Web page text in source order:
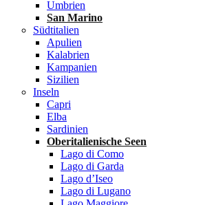
Umbrien
San Marino
Südtitalien
Apulien
Kalabrien
Kampanien
Sizilien
Inseln
Capri
Elba
Sardinien
Oberitalienische Seen
Lago di Como
Lago di Garda
Lago d’Iseo
Lago di Lugano